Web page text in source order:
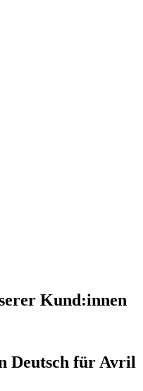
Kund:innen
Deutsch für Avril